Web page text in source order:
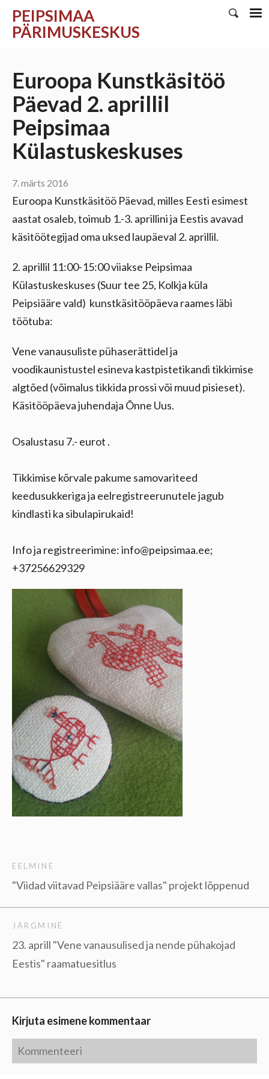
PEIPSIMAA
PÄRIMUSKESKUS
Euroopa Kunstkäsitöö
Päevad 2. aprillil
Peipsimaa
Külastuskeskuses
7. märts 2016
Euroopa Kunstkäsitöö Päevad, milles Eesti esimest
aastat osaleb, toimub 1.-3. aprillini ja Eestis avavad
käsitöötegijad oma uksed laupäeval 2. aprillil.
2. aprillil 11:00-15:00 viiakse Peipsimaa
Külastuskeskuses (Suur tee 25, Kolkja küla
Peipsiääre vald) kunstkäsitööpäeva raames läbi
töötuba:
Vene vanausuliste pühaserättidel ja
voodikaunistustel esineva kastpistetikandi tikkimise
algtõed (võimalus tikkida prossi või muud pisieset).
Käsitööpäeva juhendaja Õnne Uus.
Osalustasu 7.- eurot .
Tikkimise kõrvale pakume samovariteed
keedusukkeriga ja eelregistreerunutele jagub
kindlasti ka sibulapirukaid!
Info ja registreerimine: info@peipsimaa.ee;
+37256629329
EELMINE
"Viidad viitavad Peipsiääre vallas" projekt lõppenud
JÄRGMINE
23. aprill "Vene vanausulised ja nende pühakojad
Eestis" raamatuesitlus
Kirjuta esimene kommentaar